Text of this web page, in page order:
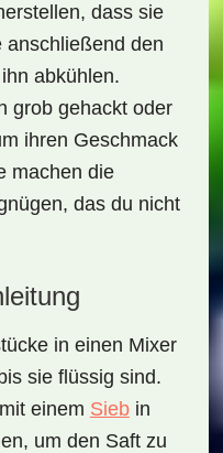
dass sie
anschließend den
abkühlen.
grob gehackt oder
ihren Geschmack
machen die
das du nicht
in einen Mixer
sie flüssig sind.
einem Siebin
um den Saft zu